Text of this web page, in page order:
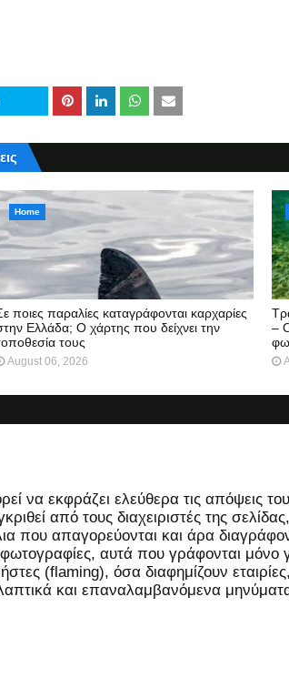
Home
ποιες παραλίες καταγράφονται καρχαρίες
Ελλάδα; Ο χάρτης που δείχνει την
τους
August 06, 2026
–
να εκφράζει ελεύθερα τις απόψεις του
από τους διαχειριστές της
που απαγορεύονται και άρα
φωτογραφίες, αυτά που γράφονται
(flaming), όσα διαφημίζουν
και επαναλαμβανόμενα